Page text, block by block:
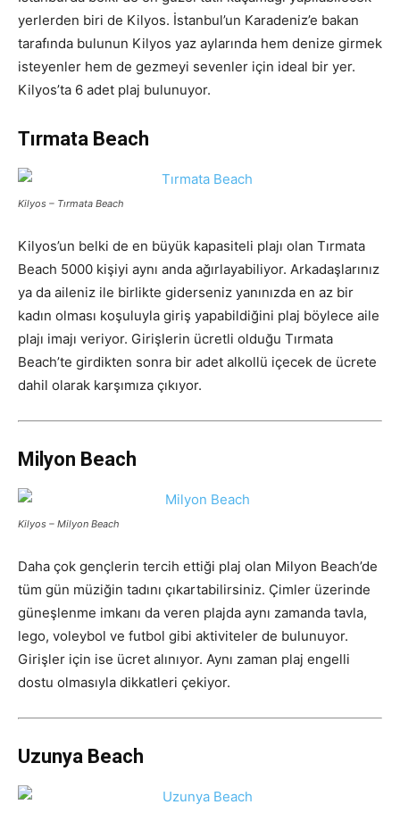
yerlerden biri de Kilyos. İstanbul’un Karadeniz’e bakan
tarafında bulunun Kilyos yaz aylarında hem denize girmek
isteyenler hem de gezmeyi sevenler için ideal bir yer.
Kilyos’ta 6 adet plaj bulunuyor.
Tırmata Beach
Kilyos – Tırmata Beach
Kilyos’un belki de en büyük kapasiteli plajı olan Tırmata
Beach 5000 kişiyi aynı anda ağırlayabiliyor. Arkadaşlarınız
ya da aileniz ile birlikte giderseniz yanınızda en az bir
kadın olması koşuluyla giriş yapabildiğini plaj böylece aile
plajı imajı veriyor. Girişlerin ücretli olduğu Tırmata
Beach’te girdikten sonra bir adet alkollü içecek de ücrete
dahil olarak karşımıza çıkıyor.
Milyon Beach
Kilyos – Milyon Beach
Daha çok gençlerin tercih ettiği plaj olan Milyon Beach’de
tüm gün müziğin tadını çıkartabilirsiniz. Çimler üzerinde
güneşlenme imkanı da veren plajda aynı zamanda tavla,
lego, voleybol ve futbol gibi aktiviteler de bulunuyor.
Girişler için ise ücret alınıyor. Aynı zaman plaj engelli
dostu olmasıyla dikkatleri çekiyor.
Uzunya Beach